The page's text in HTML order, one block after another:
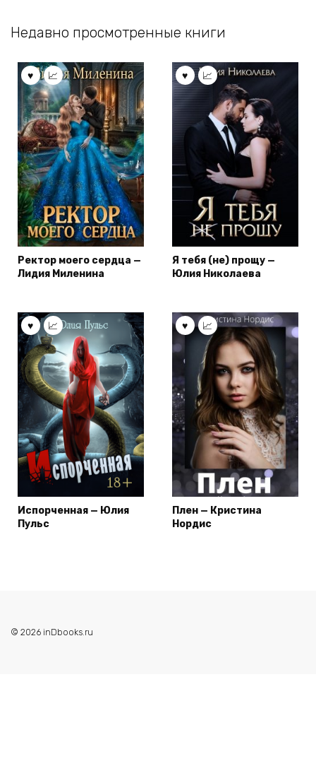
Недавно просмотренные книги
Ректор моего сердца —
Лидия Миленина
Я тебя (не) прощу —
Юлия Николаева
Испорченная — Юлия
Пульс
Плен — Кристина
Нордис
© 2026 inDbooks.ru